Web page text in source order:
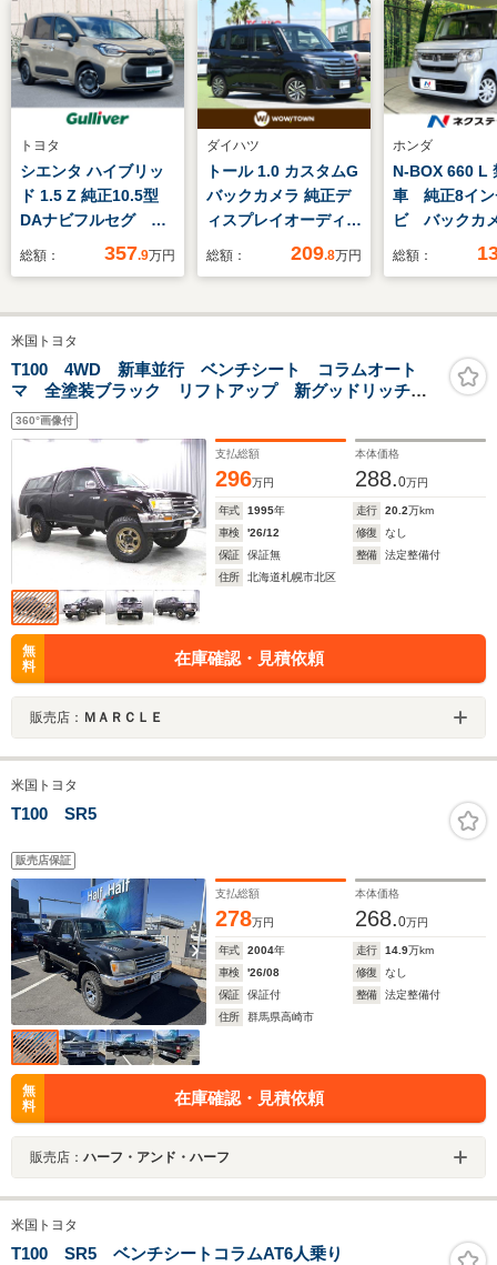
トヨタ
シエンタ ハイブリッ
ド 1.5 Z 純正10.5型
DAナビフルセグ 全
周囲モニター トヨタ
ヘッドライト パーキ
ングサポートブレー
キ 前後ドライブレコ
ーダー レーダークル
ーズコントロール
ETC
総額： 357.9万円
ダイハツ
トール 1.0 カスタムG
バックカメラ 純正デ
ィスプレイオーディオ
地デジTV Apple
接続 スマートアシス
ルーズコントロール
両側パワースライドド
ッチ
総額： 209.8万円
ホンダ
N-BOX 660 L
車 純正8イン
ビ バックカ
ダプティブク
ライブレコー
マートキー
ドライト
総額：
米国トヨタ
T100 4WD 新車並行 ベンチシート コラムオート
マ 全塗装ブラック リフトアップ 新グッドリッチ
レイズTE37鍛造アルミ ハードシェルカバー ベッドラ
イナー ヒッチメンバー 6人乗 1ナンバー 本州仕
360°画像付
支払総額
296万円
本体価格
288.0万円
年式 1995年 走行 20.2万km
車検
'26/12 修復
なし
保証
保証無 整備
法定整備付
住所
北海道札幌市北区
無
料
在庫確認・見積依頼
販売店： ＭＡＲＣＬＥ
米国トヨタ
T100 SR5
販売店保証
支払総額
278万円
本体価格
268.0万円
年式 2004年 走行 14.9万km
車検
'26/08 修復
なし
保証
保証付 整備
法定整備付
住所
群馬県高崎市
無
料
在庫確認・見積依頼
販売店： ハーフ・アンド・ハーフ
米国トヨタ
T100 SR5 ベンチシートコラムAT6人乗り